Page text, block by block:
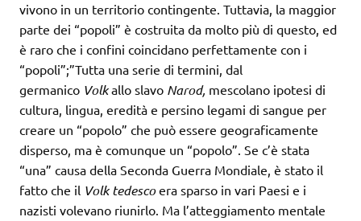
vivono in un territorio contingente. Tuttavia, la maggior
parte dei “popoli” è costruita da molto più di questo, ed
è raro che i confini coincidano perfettamente con i
“popoli”;”Tutta una serie di termini, dal
germanico Volkallo slavo Narod, mescolano ipotesi di
cultura, lingua, eredità e persino legami di sangue per
creare un “popolo” che può essere geograficamente
disperso, ma è comunque un “popolo”. Se c’è stata
“una” causa della Seconda Guerra Mondiale, è stato il
fatto che il Volk tedescoera sparso in vari Paesi e i
nazisti volevano riunirlo. Ma l’atteggiamento mentale